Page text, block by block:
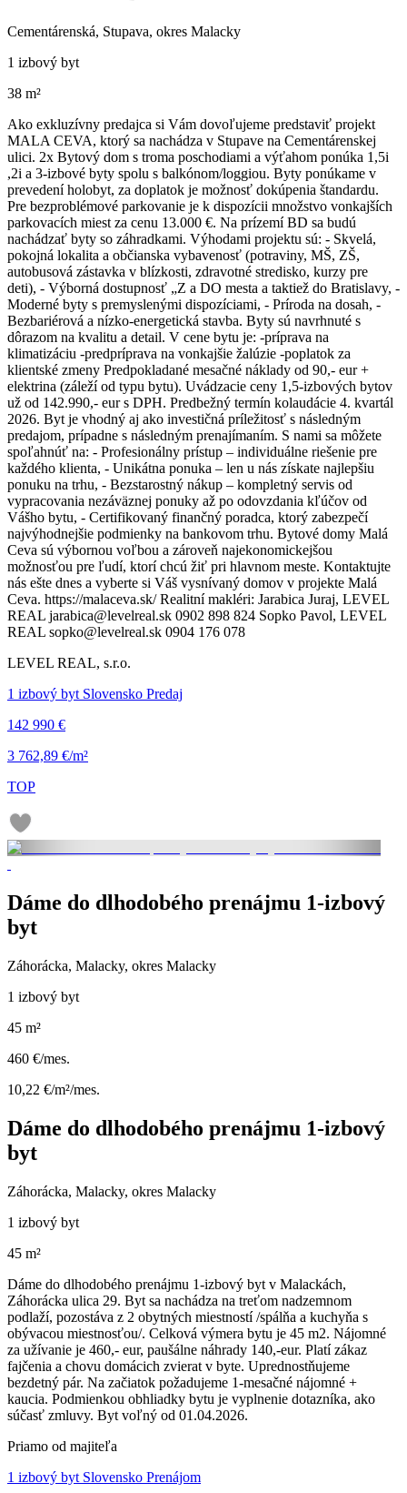
Cementárenská, Stupava, okres Malacky
1 izbový byt
38 m²
Ako exkluzívny predajca si Vám dovoľujeme predstaviť projekt
MALA CEVA, ktorý sa nachádza v Stupave na Cementárenskej
ulici. 2x Bytový dom s troma poschodiami a výťahom ponúka 1,5i
,2i a 3-izbové byty spolu s balkónom/loggiou. Byty ponúkame v
prevedení holobyt, za doplatok je možnosť dokúpenia štandardu.
Pre bezproblémové parkovanie je k dispozícii množstvo vonkajších
parkovacích miest za cenu 13.000 €. Na prízemí BD sa budú
nachádzať byty so záhradkami. Výhodami projektu sú: - Skvelá,
pokojná lokalita a občianska vybavenosť (potraviny, MŠ, ZŠ,
autobusová zástavka v blízkosti, zdravotné stredisko, kurzy pre
deti), - Výborná dostupnosť „Z a DO mesta a taktiež do Bratislavy, -
Moderné byty s premyslenými dispozíciami, - Príroda na dosah, -
Bezbariérová a nízko-energetická stavba. Byty sú navrhnuté s
dôrazom na kvalitu a detail. V cene bytu je: -príprava na
klimatizáciu -predpríprava na vonkajšie žalúzie -poplatok za
klientské zmeny Predpokladané mesačné náklady od 90,- eur +
elektrina (záleží od typu bytu). Uvádzacie ceny 1,5-izbových bytov
už od 142.990,- eur s DPH. Predbežný termín kolaudácie 4. kvartál
2026. Byt je vhodný aj ako investičná príležitosť s následným
predajom, prípadne s následným prenajímaním. S nami sa môžete
spoľahnúť na: - Profesionálny prístup – individuálne riešenie pre
každého klienta, - Unikátna ponuka – len u nás získate najlepšiu
ponuku na trhu, - Bezstarostný nákup – kompletný servis od
vypracovania nezáväznej ponuky až po odovzdania kľúčov od
Vášho bytu, - Certifikovaný finančný poradca, ktorý zabezpečí
najvýhodnejšie podmienky na bankovom trhu. Bytové domy Malá
Ceva sú výbornou voľbou a zároveň najekonomickejšou
možnosťou pre ľudí, ktorí chcú žiť pri hlavnom meste. Kontaktujte
nás ešte dnes a vyberte si Váš vysnívaný domov v projekte Malá
Ceva. https://malaceva.sk/ Realitní makléri: Jarabica Juraj, LEVEL
REAL jarabica@levelreal.sk 0902 898 824 Sopko Pavol, LEVEL
REAL sopko@levelreal.sk 0904 176 078
LEVEL REAL, s.r.o.
1 izbový byt Slovensko Predaj
142 990 €
3 762,89 €/m²
TOP
Dáme do dlhodobého prenájmu 1-izbový
byt
Záhorácka, Malacky, okres Malacky
1 izbový byt
45 m²
460 €/mes.
10,22 €/m²/mes.
Dáme do dlhodobého prenájmu 1-izbový
byt
Záhorácka, Malacky, okres Malacky
1 izbový byt
45 m²
Dáme do dlhodobého prenájmu 1-izbový byt v Malackách,
Záhorácka ulica 29. Byt sa nachádza na treťom nadzemnom
podlaží, pozostáva z 2 obytných miestností /spálňa a kuchyňa s
obývacou miestnosťou/. Celková výmera bytu je 45 m2. Nájomné
za užívanie je 460,- eur, paušálne náhrady 140,-eur. Platí zákaz
fajčenia a chovu domácich zvierat v byte. Uprednostňujeme
bezdetný pár. Na začiatok požadujeme 1-mesačné nájomné +
kaucia. Podmienkou obhliadky bytu je vyplnenie dotazníka, ako
súčasť zmluvy. Byt voľný od 01.04.2026.
Priamo od majiteľa
1 izbový byt Slovensko Prenájom